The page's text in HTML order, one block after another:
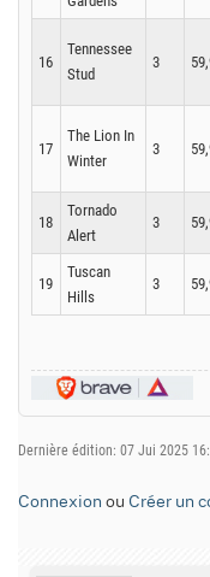
16
Tennessee
Stud
3
17
The Lion In
Winter
3
18
Tornado
Alert
3
19
Tuscan
Hills
3
Dernière édition: 07 Jui 2025
Connexion ou Créer un